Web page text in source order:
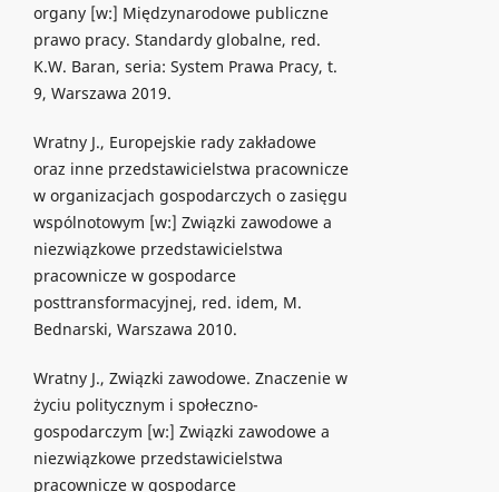
organy [w:] Międzynarodowe publiczne
prawo pracy. Standardy globalne, red.
K.W. Baran, seria: System Prawa Pracy, t.
9, Warszawa 2019.
Wratny J., Europejskie rady zakładowe
oraz inne przedstawicielstwa pracownicze
w organizacjach gospodarczych o zasięgu
wspólnotowym [w:] Związki zawodowe a
niezwiązkowe przedstawicielstwa
pracownicze w gospodarce
posttransformacyjnej, red. idem, M.
Bednarski, Warszawa 2010.
Wratny J., Związki zawodowe. Znaczenie w
życiu politycznym i społeczno-
gospodarczym [w:] Związki zawodowe a
niezwiązkowe przedstawicielstwa
pracownicze w gospodarce